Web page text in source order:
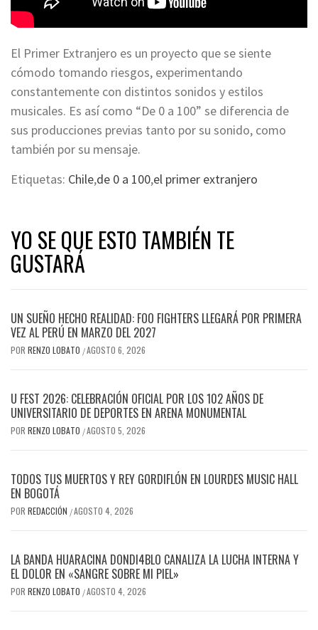
El Primer Extranjero es un proyecto que se siente
cómodo tomando riesgos, experimentando
constantemente con distintos sonidos y estilos
musicales. Es así como “De 0 a 100” se diferencia de
sus producciones previas tanto por su sonido, como
también por su mensaje.
Etiquetas: Chile,de 0 a 100,el primer extranjero
YO SE QUE ESTO TAMBIÉN TE
GUSTARÁ
UN SUEÑO HECHO REALIDAD: FOO FIGHTERS LLEGARÁ POR PRIMERA
VEZ AL PERÚ EN MARZO DEL 2027
POR RENZO LOBATO /AGOSTO 6, 2026
U FEST 2026: CELEBRACIÓN OFICIAL POR LOS 102 AÑOS DE
UNIVERSITARIO DE DEPORTES EN ARENA MONUMENTAL
POR RENZO LOBATO /AGOSTO 5, 2026
TODOS TUS MUERTOS Y REY GORDIFLÓN EN LOURDES MUSIC HALL
EN BOGOTÁ
POR REDACCIÓN /AGOSTO 4, 2026
LA BANDA HUARACINA DONDI4BLO CANALIZA LA LUCHA INTERNA Y
EL DOLOR EN «SANGRE SOBRE MI PIEL»
POR RENZO LOBATO /AGOSTO 4, 2026